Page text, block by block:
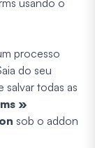
processo
do seu
todas as
»
sob o addon